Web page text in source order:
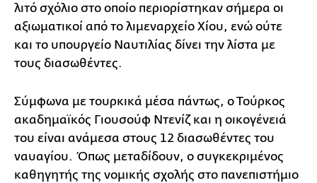
λιτό σχόλιο στο οποίο περιορίστηκαν σήμερα οι
αξιωματικοί από το λιμεναρχείο Χίου, ενώ ούτε
και το υπουργείο Ναυτιλίας δίνει την λίστα με
τους διασωθέντες.
Σύμφωνα με τουρκικά μέσα πάντως, ο Τούρκος
ακαδημαϊκός Γιουσούφ Ντενίζ και η οικογένειά
του είναι ανάμεσα στους 12 διασωθέντες του
ναυαγίου. Όπως μεταδίδουν, ο συγκεκριμένος
καθηγητής της νομικής σχολής στο πανεπιστήμιο